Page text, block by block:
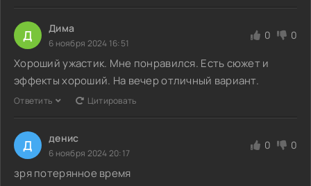
Д Дима
6 ноября 2024 16:51
0 0
Хороший ужастик. Мне понравился. Есть сюжет и
эффекты хороший. На вечер отличный вариант.
Ответить Цитировать
Д денис
6 ноября 2024 20:17
0 0
зря потерянное время